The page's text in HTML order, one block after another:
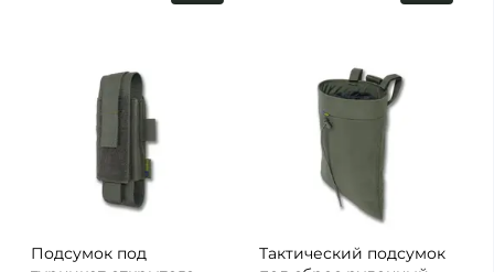
Подсумок под
Тактический подсумок